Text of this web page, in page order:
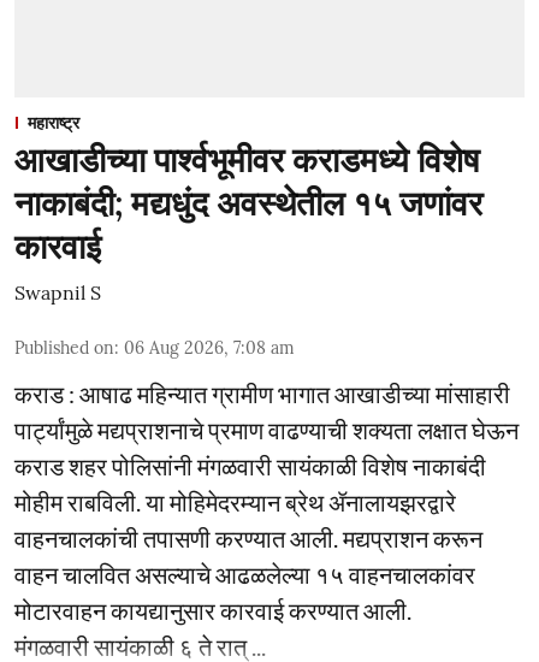
महाराष्ट्र
आखाडीच्या पार्श्वभूमीवर कराडमध्ये विशेष
नाकाबंदी; मद्यधुंद अवस्थेतील १५ जणांवर
कारवाई
Swapnil S
Published on: 06 Aug 2026, 7:08 am
कराड : आषाढ महिन्यात ग्रामीण भागात आखाडीच्या मांसाहारी
पार्ट्यांमुळे मद्यप्राशनाचे प्रमाण वाढण्याची शक्यता लक्षात घेऊन
कराड शहर पोलिसांनी मंगळवारी सायंकाळी विशेष नाकाबंदी
मोहीम राबविली. या मोहिमेदरम्यान ब्रेथ ॲनालायझरद्वारे
वाहनचालकांची तपासणी करण्यात आली. मद्यप्राशन करून
वाहन चालवित असल्याचे आढळलेल्या १५ वाहनचालकांवर
मोटारवाहन कायद्यानुसार कारवाई करण्यात आली.
मंगळवारी सायंकाळी ६ ते रात् ...